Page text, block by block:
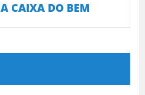
CAIXA DO BEM